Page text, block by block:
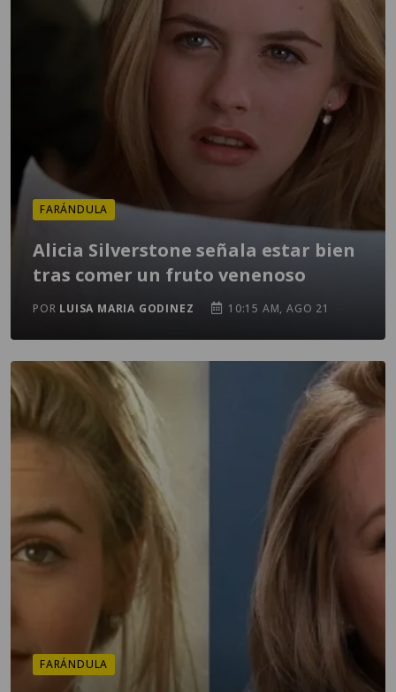
FARÁNDULA
Alicia Silverstone señala estar bien
tras comer un fruto venenoso
POR LUISA MARIA GODINEZ 10:15 AM, AGO 21
FARÁNDULA